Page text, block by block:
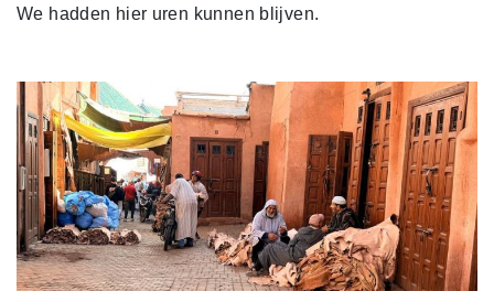
We hadden hier uren kunnen blijven.